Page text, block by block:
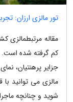
تور مالزی ارزان:
مقاله
کم گرفته شده است.
جزایر پرهنتیان،
مالزی می توانید
شوید و چنانچه